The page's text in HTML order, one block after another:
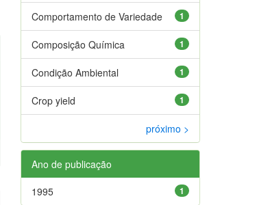
1
Comportamento de Variedade
1
Composição Química
1
Condição Ambiental
1
Crop yield
próximo >
Ano de publicação
1
1995